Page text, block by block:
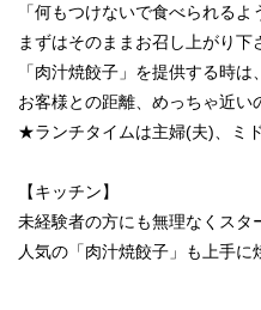
「何もつけないで食べられるよ
まずはそのままお召し上がり下
「肉汁焼餃子」を提供する時は
お客様との距離、めっちゃ近い
★ランチタイムは主婦(夫)、ミ
【キッチン】
未経験者の方にも無理なくスタ
人気の「肉汁焼餃子」も上手に